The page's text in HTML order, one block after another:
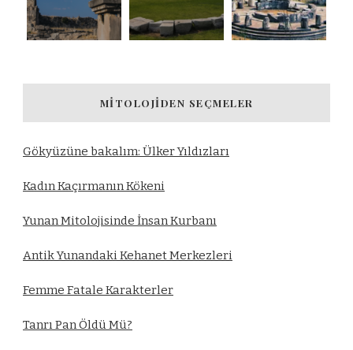
MITOLOJIDEN SEÇMELER
Gökyüzüne bakalım: Ülker Yıldızları
Kadın Kaçırmanın Kökeni
Yunan Mitolojisinde İnsan Kurbanı
Antik Yunandaki Kehanet Merkezleri
Femme Fatale Karakterler
Tanrı Pan Öldü Mü?